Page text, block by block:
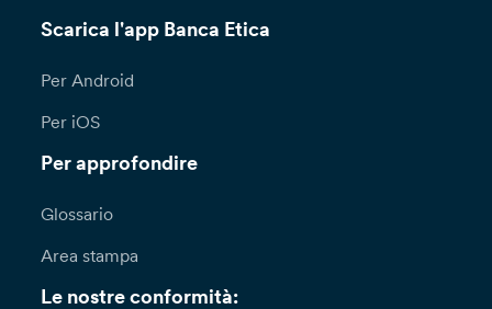
Qualora lamenti una violazione nel trattamento
l’indebito inserimento dei tuoi dati personali
puoi presentare formale reclamo all’Ufficio
Tommaseo, 7 ­ 35131 Padova –
termine per la risposta a seguito di una tua
richiesta ai sensi degli articoli 15 e ss. è di un (1)
mese, prorogabile di due (2) mesi in casi di
particolare complessità; in questi casi, la Banca
Scarica l'app Banca Etica
Per Android
Per iOS
Per approfondire
Glossario
Area stampa
Le nostre conformità: